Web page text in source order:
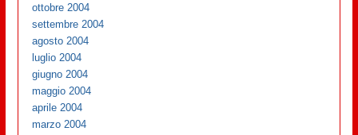
ottobre 2004
settembre 2004
agosto 2004
luglio 2004
giugno 2004
maggio 2004
aprile 2004
marzo 2004